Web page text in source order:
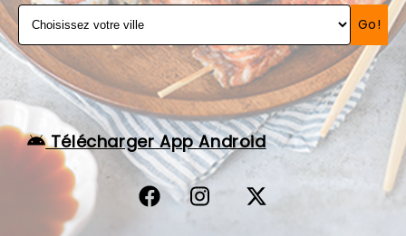
Go!
Télécharger App Android